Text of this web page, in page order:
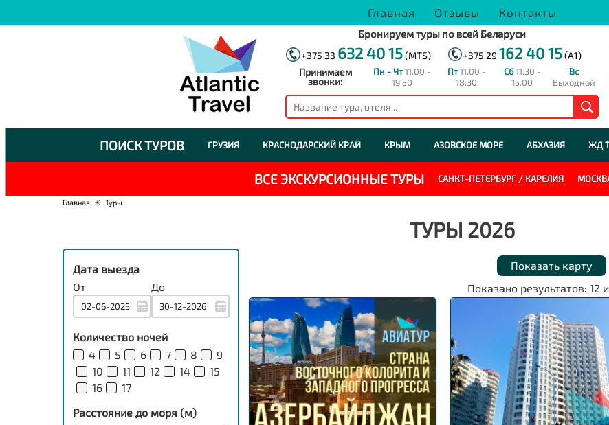
Главная Отзывы Контакты
Бронируем туры по всей Беларуси
+375 33 632 40 15(MTS) +375 29 162 40 15(A1)
Принимаем
звонки:
Пн - Чт11.00 -
19.30
Пт11.00 -
18.30
Сб11.30 -
15.00
Вс
Выходной
ПОИСК ТУРОВ ГРУЗИЯ КРАСНОДАРСКИЙ КРАЙ КРЫМ АЗОВСКОЕ МОРЕ АБХАЗИЯ ЖД
ВСЕ ЭКСКУРСИОННЫЕ ТУРЫ САНКТ-ПЕТЕРБУРГ / КАРЕЛИЯ
Главная ☀ Туры
ТУРЫ 2026
Дата выезда
От
До
Количество ночей
4
5 6 7 8
9
10
11 12 14
15
16
17
Расстояние до моря (м)
Показать карту
Показано результатов: 12